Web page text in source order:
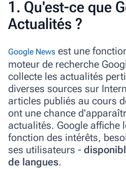
1. Qu'est-ce que
Actualités ?
Google News est une
moteur de recherche
collecte les actualités
diverses sources sur
articles publiés au cours
ont une chance
actualités. Google affiche
fonction des intérêts,
ses utilisateurs -
de langues.